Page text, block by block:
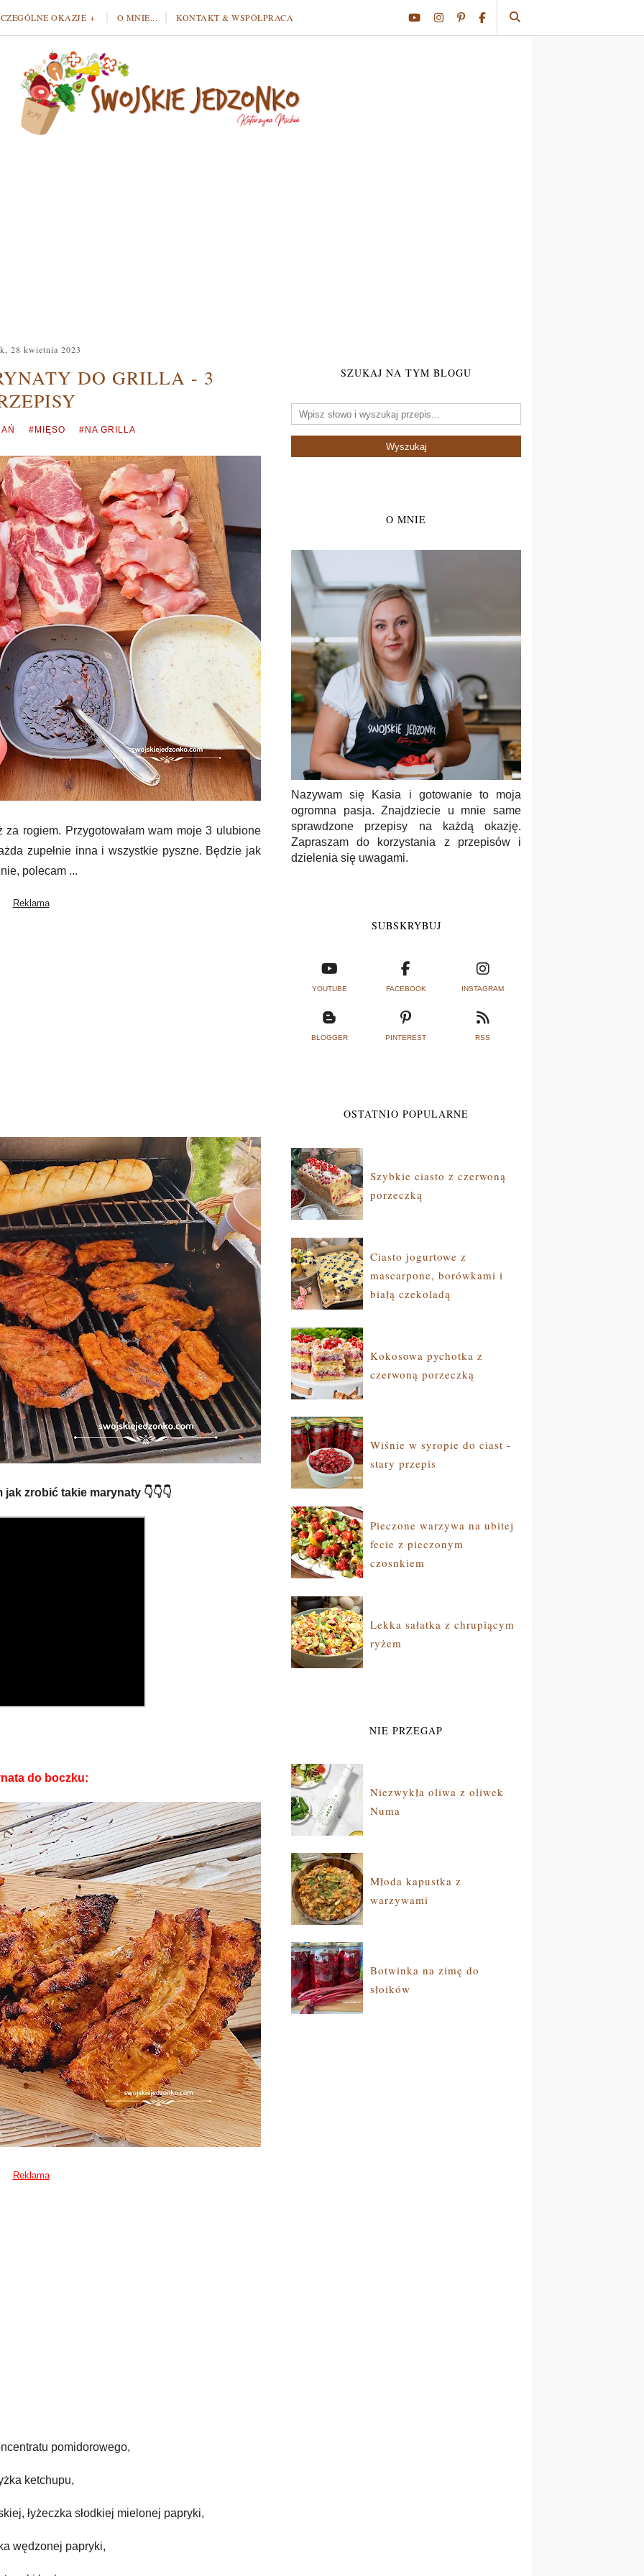
OKAZJE O MNIE... KONTAKT & WSPÓŁPRACA
28 kwietnia 2023
DO GRILLA - 3
#MIĘSO #NA GRILLA
rogiem. Przygotowałam wam moje 3 ulubione
zupełnie inna i wszystkie pyszne. Będzie jak
polecam ...
zrobić takie marynaty 👇👇👇
do boczku:
pomidorowego,
ketchupu,
łyżeczka słodkiej mielonej papryki,
wędzonej papryki,
SZUKAJ NA TYM BLOGU
O MNIE
Nazywam się Kasia i gotowanie to moja
ogromna pasja. Znajdziecie u mnie same
sprawdzone przepisy na każdą okazję.
Zapraszam do korzystania z przepisów i
dzielenia się uwagami.
SUBSKRYBUJ
YOUTUBE FACEBOOK INSTAGRAM
BLOGGER PINTEREST RSS
OSTATNIO POPULARNE
Szybkie ciasto z czerwoną
porzeczką
Ciasto jogurtowe z
mascarpone, borówkami i
białą czekoladą
Kokosowa pychotka z
czerwoną porzeczką
Wiśnie w syropie do ciast -
stary przepis
Pieczone warzywa na ubitej
fecie z pieczonym
czosnkiem
Lekka sałatka z chrupiącym
ryżem
NIE PRZEGAP
Niezwykła oliwa z oliwek
Numa
Młoda kapustka z
warzywami
Botwinka na zimę do
słoików